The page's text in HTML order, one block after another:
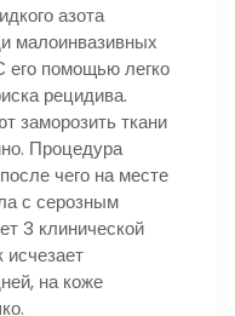
азота
малоинвазивных
его помощью легко
рецидива.
заморозить ткани
Процедура
чего на месте
с серозным
3 клинической
на коже